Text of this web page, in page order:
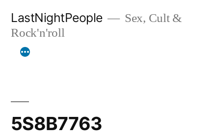
contenu
LastNightPeople
Sex, Cult &
Rock'n'roll
5S8B7763